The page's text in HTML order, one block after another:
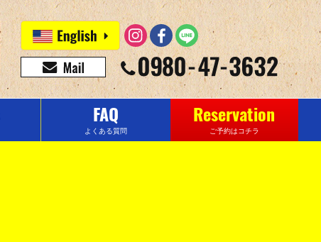
FAQ
よくある質問
Reservation
ご予約はコチラ